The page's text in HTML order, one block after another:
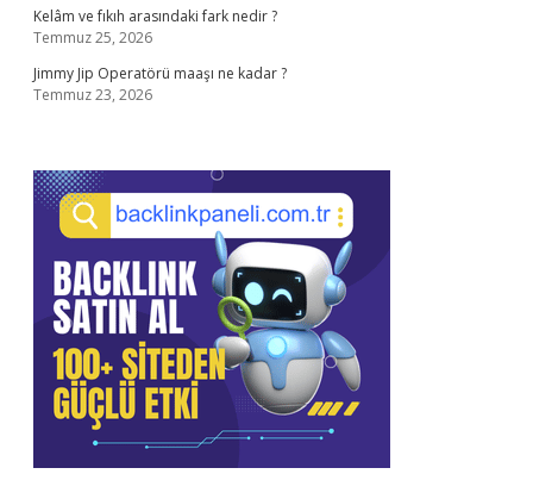
Kelâm ve fıkıh arasındaki fark nedir ?
Temmuz 25, 2026
Jimmy Jip Operatörü maaşı ne kadar ?
Temmuz 23, 2026